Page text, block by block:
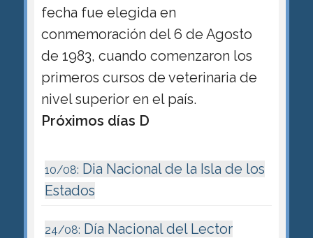
fecha fue elegida en
conmemoración del 6 de Agosto
de 1983, cuando comenzaron los
primeros cursos de veterinaria de
nivel superior en el país.
Próximos días D
10/08: Dia Nacional de la Isla de los
Estados
24/08: Día Nacional del Lector